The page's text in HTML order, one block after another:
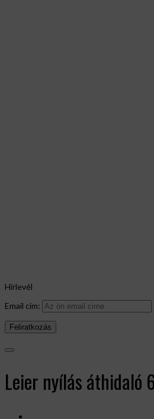
Hírlevél
Email cim:
Leier nyílás áthidaló